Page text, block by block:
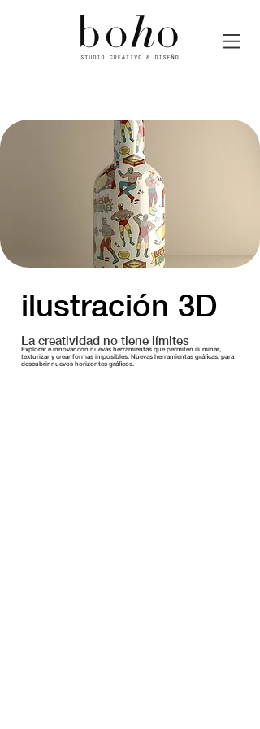
ilustración 3D
La creatividad no tiene límites
Explorar e innovar con nuevas herramientas que permiten iluminar,
texturizar y crear formas imposibles. Nuevas herramientas gráficas, para
descubrir nuevos horizontes gráficos.